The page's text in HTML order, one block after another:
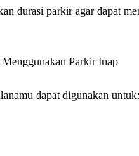
durasi parkir agar dapat
Parkir Inap
dapat digunakan untuk: